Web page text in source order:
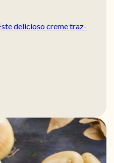
delicioso creme traz-